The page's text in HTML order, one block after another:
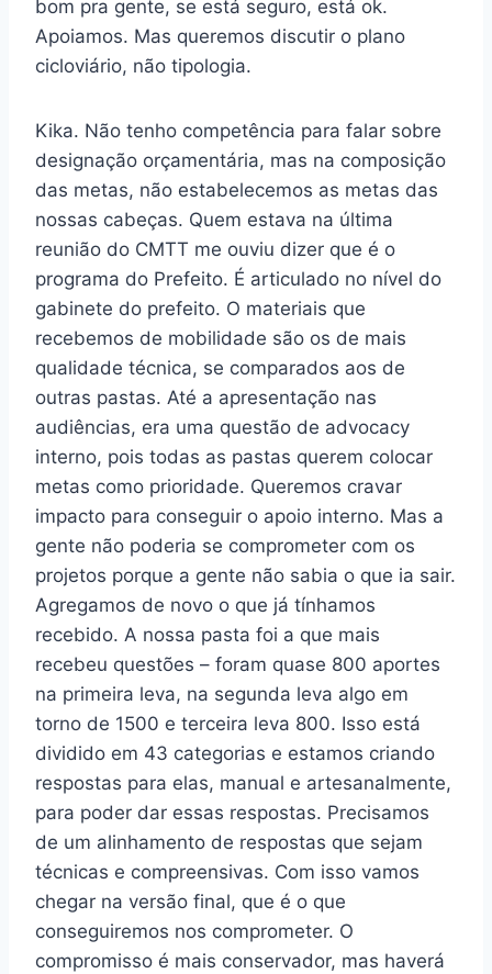
bom pra gente, se está seguro, está ok.
Apoiamos. Mas queremos discutir o plano
cicloviário, não tipologia.
Kika. Não tenho competência para falar sobre
designação orçamentária, mas na composição
das metas, não estabelecemos as metas das
nossas cabeças. Quem estava na última
reunião do CMTT me ouviu dizer que é o
programa do Prefeito. É articulado no nível do
gabinete do prefeito. O materiais que
recebemos de mobilidade são os de mais
qualidade técnica, se comparados aos de
outras pastas. Até a apresentação nas
audiências, era uma questão de advocacy
interno, pois todas as pastas querem colocar
metas como prioridade. Queremos cravar
impacto para conseguir o apoio interno. Mas a
gente não poderia se comprometer com os
projetos porque a gente não sabia o que ia sair.
Agregamos de novo o que já tínhamos
recebido. A nossa pasta foi a que mais
recebeu questões – foram quase 800 aportes
na primeira leva, na segunda leva algo em
torno de 1500 e terceira leva 800. Isso está
dividido em 43 categorias e estamos criando
respostas para elas, manual e artesanalmente,
para poder dar essas respostas. Precisamos
de um alinhamento de respostas que sejam
técnicas e compreensivas. Com isso vamos
chegar na versão final, que é o que
conseguiremos nos comprometer. O
compromisso é mais conservador, mas haverá